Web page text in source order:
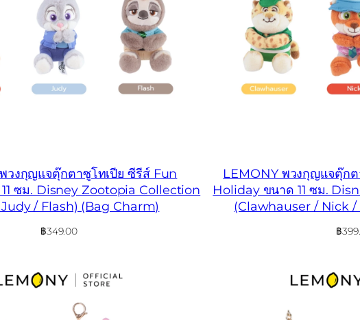
วงกุญแจตุ๊กตาซูโทเปีย ซีรีส์ Fun
ซม. Disney Zootopia Collection
/ Flash) (Bag Charm)
฿349.00
LEMONY พวงกุญแจตุ๊ก
Holiday ขนาด 11 ซม.
(Clawhauser / Nick
฿